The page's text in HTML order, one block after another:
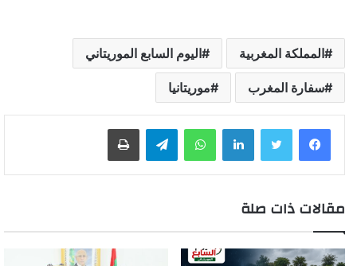
المملكة المغربية اليوم السابع الموريتاني
سفارة المغرب موريتانيا
لينكدإن واتساب
مقالات ذات صلة